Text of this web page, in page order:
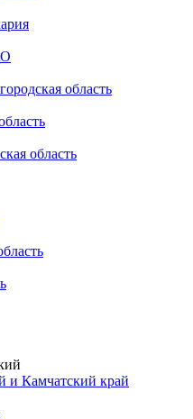
область
область
и Камчатский край